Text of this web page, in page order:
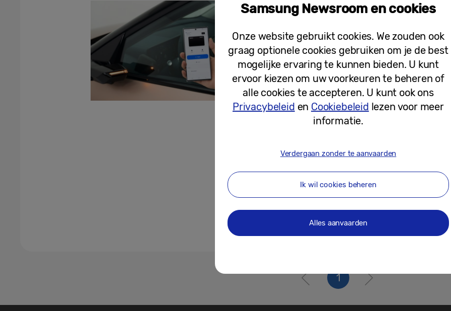
Samsung Galaxy en GV60 Genesis:
met de UWB-aangedreven digitale
18-05-2022
1
Samsung Newsroom en cookies
Onze website gebruikt cookies. We zouden ook
graag optionele cookies gebruiken om je de best
mogelijke ervaring te kunnen bieden. U kunt
ervoor kiezen om uw voorkeuren te beheren of
alle cookies te accepteren. U kunt ook ons
Privacybeleid en Cookiebeleid lezen voor meer
informatie.
Verdergaan zonder te aanvaarden
Ik wil cookies beheren
Alles aanvaarden